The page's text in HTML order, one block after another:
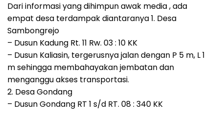
Dari informasi yang dihimpun awak media , ada
empat desa terdampak diantaranya 1. Desa
Sambongrejo
– Dusun Kadung Rt. 11 Rw. 03 : 10 KK
– Dusun Kaliasin, tergerusnya jalan dengan P 5 m, L 1
m sehingga membahayakan jembatan dan
menganggu akses transportasi.
2. Desa Gondang
– Dusun Gondang RT 1 s/d RT. 08 : 340 KK